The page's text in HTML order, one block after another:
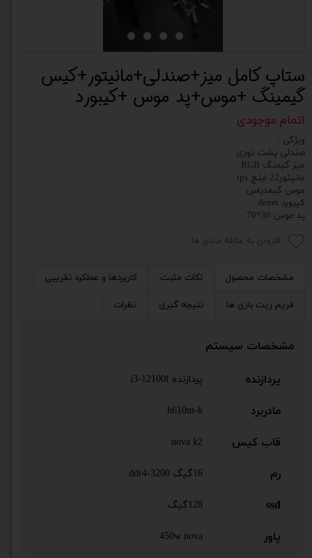
ستاپ کامل میز+صندلی+مانیتور+کیس
گیمینگ +موس+پد موس +کیبورد
اتمام موجودی
ویژگی :
صندلی پشت توری
میز گیمنگ RGB
مانیتور22 اینچ ips
موس گیمدیاس
کیبورد denet
پد موس 30*70
افزودن به علاقه مندی ها
مشخصات محصول نکات مثبت کاربردها و عملکرد تقریبی
فریم ریت بازی ها نتیجه گیری نظرات
مشخصات سیستم
پردازنده پردازنده i3-12100f
مادربرد h610m-k
قاب کیس nova k2
رم 16گیگ ddr4-3200
ssd 128گیگ
پاور 450w nova